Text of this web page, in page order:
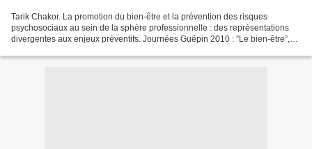
Tarik Chakor. La promotion du bien-être et la prévention des risques
psychosociaux au sein de la sphère professionnelle : des représentations
divergentes aux enjeux préventifs. Journées Guépin 2010 : ”Le bien-être”,